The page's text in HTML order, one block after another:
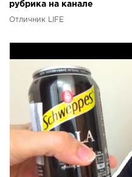
рубрика на канале
Отличник LIFE